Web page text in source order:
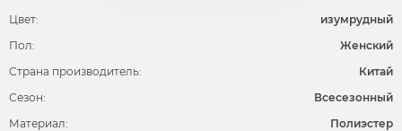
Цвет:
изумрудный
Пол:
Женский
Страна производитель:
Китай
Сезон:
Всесезонный
Материал:
Полиэстер